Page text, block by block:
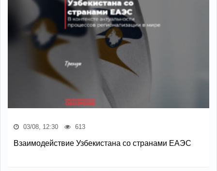
03/08, 12:30 613
Взаимодействие Узбекистана со странами ЕАЭС